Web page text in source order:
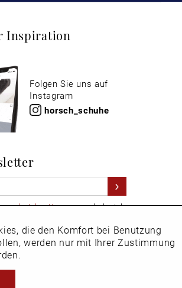
Inspiration
Folgen Sie uns auf
Instagram
horsch_schuhe
habe ich
Newsletter abmelden. Aktiv
die den Komfort bei Benutzung
werden nur mit Ihrer Zustimmung